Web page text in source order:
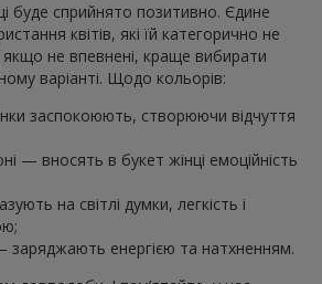
буде сприйнято позитивно. Єдине
квітів, які їй категорично не
не впевнені, краще вибирати
варіанті. Щодо кольорів:
заспокоюють, створюючи відчуття
— вносять в букет жінці емоційність
на світлі думки, легкість і
заряджають енергією та натхненням.